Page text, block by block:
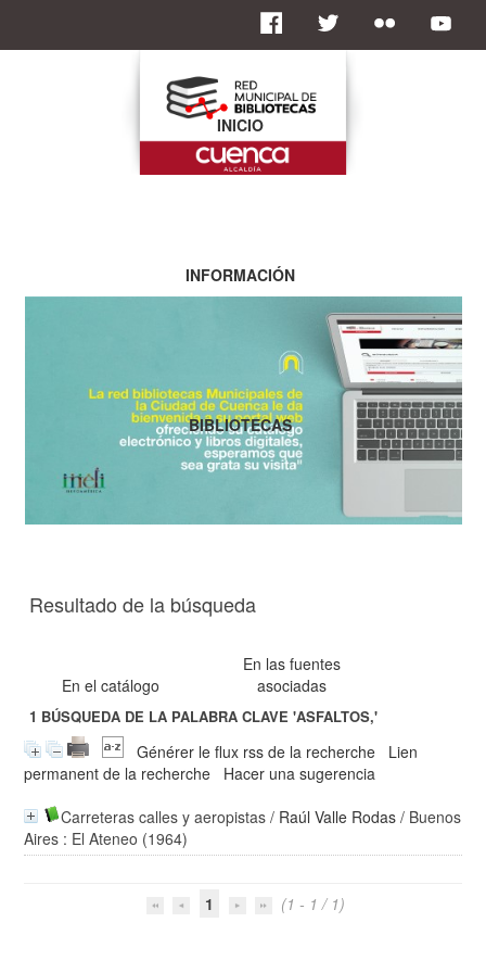
Resultado de la búsqueda
En el catálogo
En las fuentes
asociadas
1 BÚSQUEDA DE LA PALABRA CLAVE'ASFALTOS,'
Générer le flux rss de la recherche
Lien
permanent de la recherche
Hacer una sugerencia
Carreteras calles y aeropistas / Raúl Valle Rodas / Buenos
Aires : El Ateneo (1964)
1 (1 - 1 / 1)
INICIO
INFORMACIÓN
BIBLIOTECAS